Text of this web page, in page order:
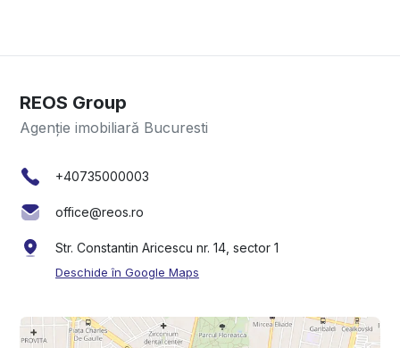
REOS Group
Agenție imobiliară Bucuresti
+40735000003
office@reos.ro
Str. Constantin Aricescu nr. 14, sector 1
Deschide în Google Maps